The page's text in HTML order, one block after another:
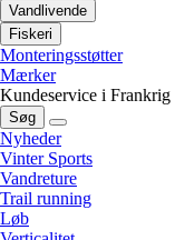
Vandlivende
Fiskeri
Monteringsstøtter
Mærker
Kundeservice i Frankrig
Søg
Nyheder
Vinter Sports
Vandreture
Trail running
Løb